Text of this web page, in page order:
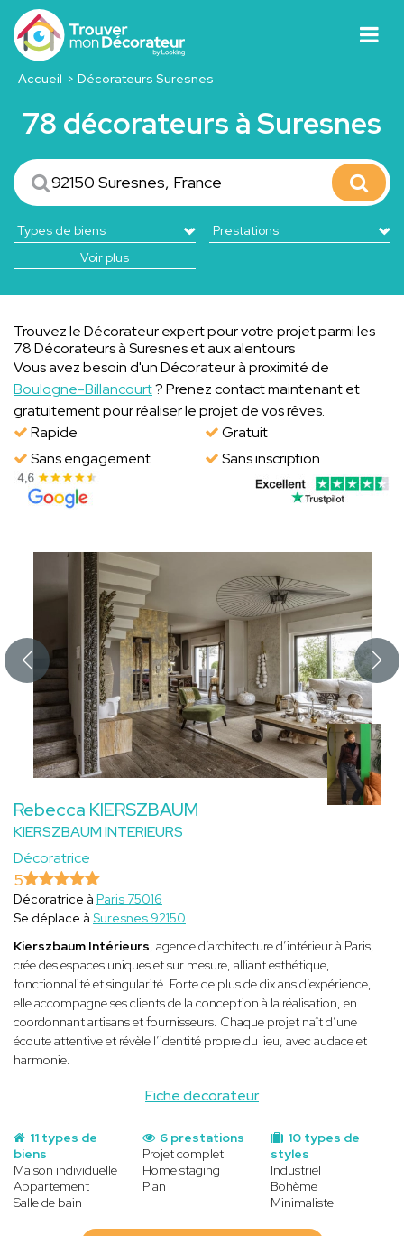
Accueil Décorateurs Suresnes
78 décorateurs à Suresnes
Voir plus
Trouvez le Décorateur expert pour votre projet parmi les
78 Décorateurs à Suresnes et aux alentours
Vous avez besoin d'un Décorateur à proximité de
Boulogne-Billancourt? Prenez contact maintenant et
gratuitement pour réaliser le projet de vos rêves.
Rapide
Gratuit
Sans engagement
Sans inscription
Rebecca KIERSZBAUM
KIERSZBAUM INTERIEURS
Décoratrice
Fiche decorateur
5
Décoratrice à Paris 75016
Se déplace à Suresnes 92150
Kierszbaum Intérieurs , agence d’architecture d’intérieur à Paris,
crée des espaces uniques et sur mesure, alliant esthétique,
fonctionnalité et singularité. Forte de plus de dix ans d’expérience,
elle accompagne ses clients de la conception à la réalisation, en
coordonnant artisans et fournisseurs. Chaque projet naît d’une
écoute attentive et révèle l’identité propre du lieu, avec audace et
harmonie.
11 types de
biens
Maison individuelle
Appartement
Salle de bain
10 types de
styles
Industriel
Bohème
Minimaliste
6 prestations
Projet complet
Home staging
Plan